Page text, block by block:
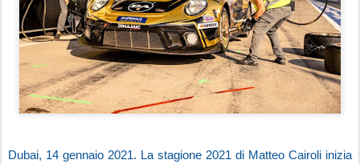
Dubai, 14 gennaio 2021. La stagione 2021 di Matteo Cairoli inizia